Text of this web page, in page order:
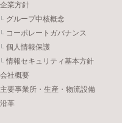
業方針
グループ中核概念
コーポレートガバナンス
個人情報保護
情報セキュリティ基本方針
社概要
要事業所・生産・物流設備
革